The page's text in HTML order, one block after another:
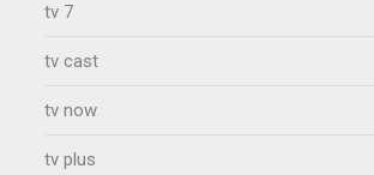
tv 7
tv cast
tv now
tv plus